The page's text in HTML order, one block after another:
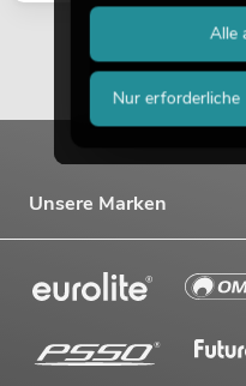
Unsere Marken
Nur erforderliche
Alle